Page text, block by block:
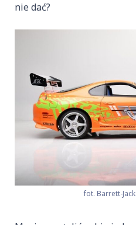
nie dać?
fot. Barrett-